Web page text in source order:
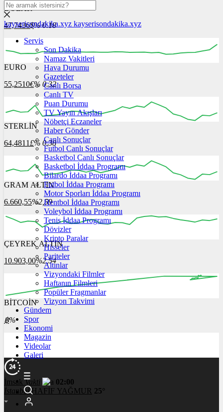
DOLAR
47,7436$% 0.18
16:00 17:00 18:00
EURO
55,2510€% 0.32
16:00 17:00 18:00
STERLİN
64,4811£% 0.38
16:00 17:00 18:00
GRAM ALTIN
6.660,55%2,59
16:00 17:00
ÇEYREK ALTIN
10.903,00%2,54
00:00 00:00
BİTCOİN
฿%
kayserisondakika.xyz kayserisondakika.xyz
Servis
Son Dakika
Namaz Vakitleri
Hava Durumu
Gazeteler
Canlı Borsa
Canlı TV
Puan Durumu
TV Yayın Akışları
Nöbetçi Eczaneler
Haber Gönder
Canlı Sonuçlar
Futbol Canlı Sonuçlar
Basketbol Canlı Sonuçlar
Basketbol İddaa Programı
Bilardo İddaa Programı
Futbol İddaa Programı
Motor Sporları İddaa Programı
Hentbol İddaa Programı
Voleybol İddaa Programı
Tenis İddaa Programı
Dövizler
Kripto Paralar
Hisseler
Pariteler
Altınlar
Vizyondaki Filmler
Haftanın Filmleri
Popüler Fragmanlar
Vizyon Takvimi
Gündem
Spor
Ekonomi
Magazin
Videolar
Galeri
İmsakVakti
02:00
İstanbul HAFİF YAĞMUR 25°